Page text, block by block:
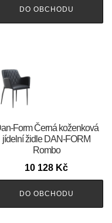
DO OBCHODU
Form Černá koženková
jídelní židle DAN-FORM
Rombo
10 128 Kč
DO OBCHODU